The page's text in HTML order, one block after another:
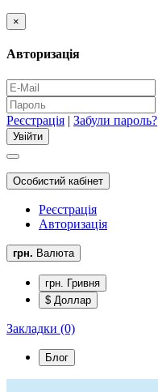
×
Авторизація
Реєстрація | Забули пароль?
Особистий кабінет
Реєстрація
Авторизація
грн. Валюта
грн. Гривня
$ Доллар
Закладки (0)
Блог